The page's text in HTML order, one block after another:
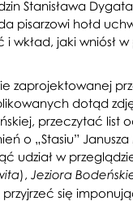
Stanisława
pisarzowi hołd
jaki wniósł w
zaprojektowanej
dotąd
przeczytać list
o „Stasiu”
udział w
), Jeziora
przyjrzeć się